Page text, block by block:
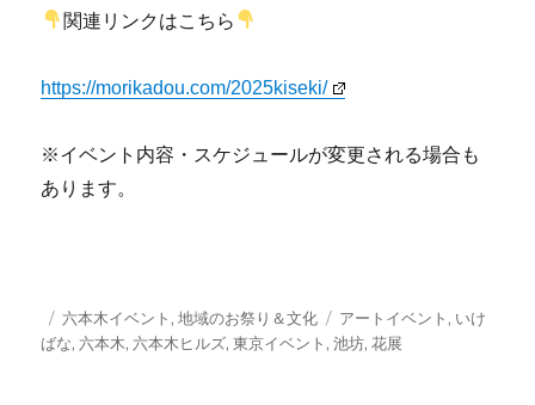
関連リンクはこちら
https://morikadou.com/2025kiseki/
※イベント内容・スケジュールが変更される場合も
あります。
投
稿
カ
テ
六本木イベント ,地域のお祭り＆文化
タ
グ
アートイベント , いけ
ばな, 六本木, 六本木ヒルズ,東京イベント ,池坊,花展